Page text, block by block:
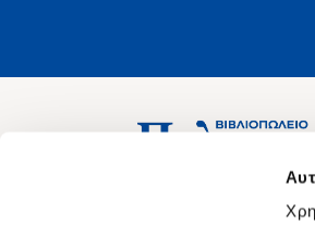
Ασκληπιού 1-3, Αθήνα 106 79